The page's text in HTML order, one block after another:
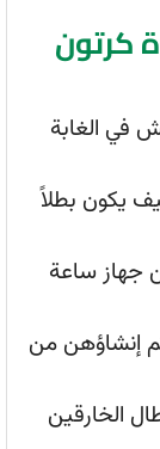
كرتون
في الغابة
يكون بطلاً
ساعة
إنشاؤهن من
الخارقين